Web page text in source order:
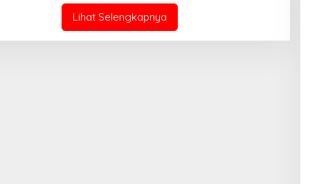
I
Lihat Selengkapnya